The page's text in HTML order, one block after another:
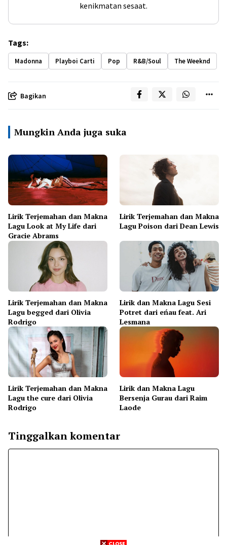
kenikmatan sesaat.
Tags:
Madonna Playboi Carti Pop R&B/Soul The Weeknd
Bagikan
Mungkin Anda juga suka
Lirik Terjemahan dan Makna
Lagu Look at My Life dari
Gracie Abrams
Lirik Terjemahan dan Makna
Lagu Poison dari Dean Lewis
Lirik Terjemahan dan Makna
Lagu begged dari Olivia
Rodrigo
Lirik dan Makna Lagu Sesi
Potret dari eńau feat. Ari
Lesmana
Lirik Terjemahan dan Makna
Lagu the cure dari Olivia
Rodrigo
Lirik dan Makna Lagu
Bersenja Gurau dari Raim
Laode
Tinggalkan komentar
Komentar